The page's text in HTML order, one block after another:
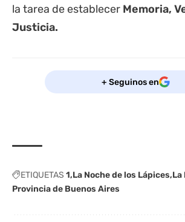
la tarea de establecer Memoria,
Justicia.
+ Seguinos en
ETIQUETAS 1 La Noche de los Lápices La
Provincia de Buenos Aires